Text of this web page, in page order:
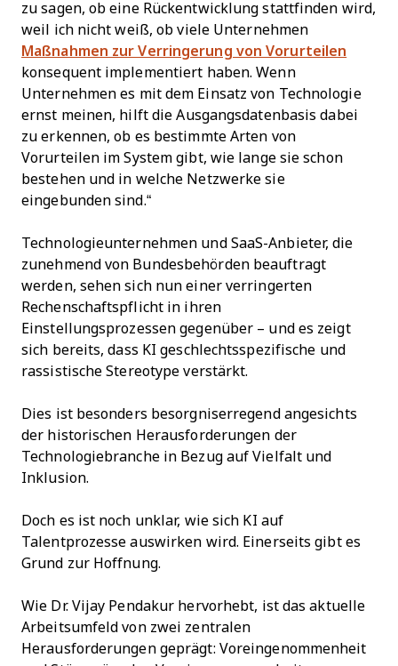
zu sagen, ob eine Rückentwicklung stattfinden wird,
weil ich nicht weiß, ob viele Unternehmen
Maßnahmen zur Verringerung von Vorurteilen
konsequent implementiert haben. Wenn
Unternehmen es mit dem Einsatz von Technologie
ernst meinen, hilft die Ausgangsdatenbasis dabei
zu erkennen, ob es bestimmte Arten von
Vorurteilen im System gibt, wie lange sie schon
bestehen und in welche Netzwerke sie
eingebunden sind.“
Technologieunternehmen und SaaS-Anbieter, die
zunehmend von Bundesbehörden beauftragt
werden, sehen sich nun einer verringerten
Rechenschaftspflicht in ihren
Einstellungsprozessen gegenüber – und es zeigt
sich bereits, dass KI geschlechtsspezifische und
rassistische Stereotype verstärkt.
Dies ist besonders besorgniserregend angesichts
der historischen Herausforderungen der
Technologiebranche in Bezug auf Vielfalt und
Inklusion.
Doch es ist noch unklar, wie sich KI auf
Talentprozesse auswirken wird. Einerseits gibt es
Grund zur Hoffnung.
Wie Dr. Vijay Pendakur hervorhebt, ist das aktuelle
Arbeitsumfeld von zwei zentralen
Herausforderungen geprägt: Voreingenommenheit